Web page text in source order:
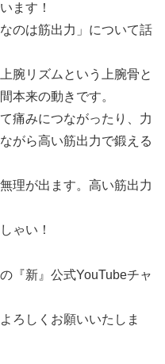
ます！
のは筋出力」について話
腕リズムという上腕骨と
本来の動きです。
痛みにつながったり、力
がら高い筋出力で鍛える
理が出ます。高い筋出力
ゃい！
『新』公式YouTubeチャ
ろしくお願いいたしま